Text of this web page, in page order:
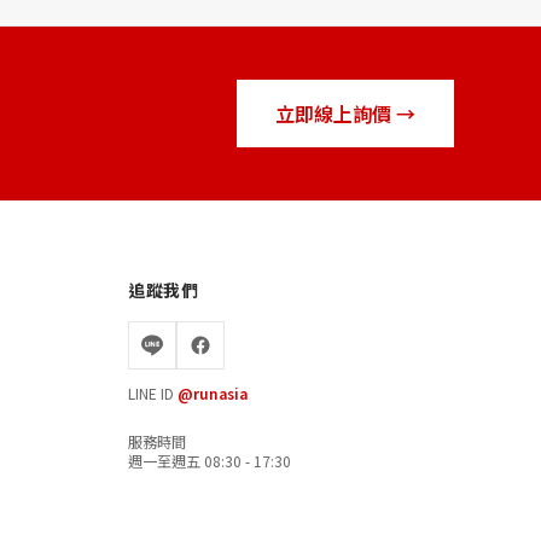
立即線上詢價 →
追蹤我們
LINE ID @runasia
服務時間
週一至週五 08:30 - 17:30